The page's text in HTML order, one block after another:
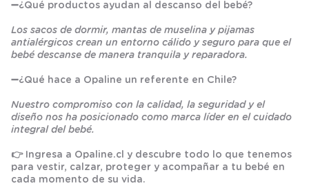
➖¿Qué productos ayudan al descanso del bebé?
Los sacos de dormir, mantas de muselina y pijamas
antialérgicos crean un entorno cálido y seguro para que el
bebé descanse de manera tranquila y reparadora.
➖¿Qué hace a Opaline un referente en Chile?
Nuestro compromiso con la calidad, la seguridad y el
diseño nos ha posicionado como marca líder en el cuidado
integral del bebé.
👉 Ingresa a Opaline.cl y descubre todo lo que tenemos
para vestir, calzar, proteger y acompañar a tu bebé en
cada momento de su vida.